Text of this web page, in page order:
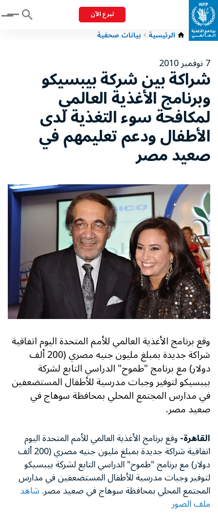
تبرع الآن Menu
الرئيسية بيانات صحفية
7 نوفمبر 2010
شراكة بين شركة بيبسيكو
وبرنامج الأغذية العالمي
لمكافحة سوء التغذية لدى
الأطفال ودعم تعليمهم في
صعيد مصر
وقع برنامج الأغذية العالمي للأمم المتحدة اليوم اتفاقية
شراكة جديدة بمبلغ مليون جنيه مصري (200 ألف
دولار) مع برنامج "طموح" الدراسي التابع لشركة
بيبسيكو لتوفير وجبات مدرسية للأطفال المستضعفين
في مدارس المجتمع المحلي بمحافظة سوهاج في
صعيد مصر.
القاهرة-وقع برنامج الأغذية العالمي للأمم المتحدة اليوم
اتفاقية شراكة جديدة بمبلغ مليون جنيه مصري (200 ألف
دولار) مع برنامج "طموح" الدراسي التابع لشركة بيبسيكو
لتوفير وجبات مدرسية للأطفال المستضعفين في مدارس
المجتمع المحلي بمحافظة سوهاج في صعيد مصر.شاهد
ملف الصور